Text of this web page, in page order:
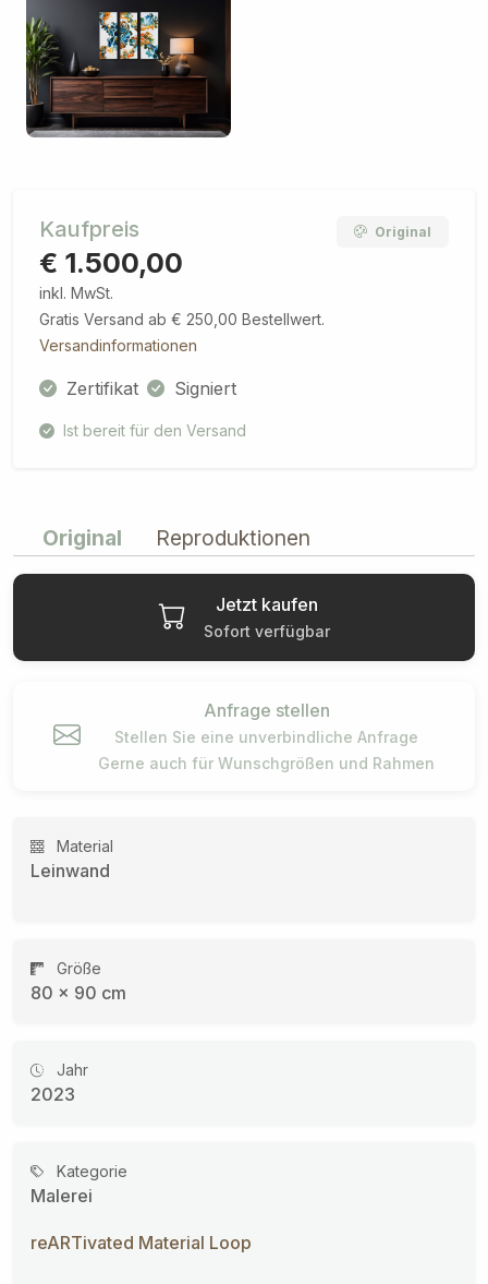
Kaufpreis
€ 1.500,00
inkl. MwSt.
Gratis Versand ab € 250,00 Bestellwert.
Versandinformationen
Original
Zertifikat Signiert
Ist bereit für den Versand
Original Reproduktionen
Jetzt kaufen
Sofort verfügbar
Anfrage stellen
Stellen Sie eine unverbindliche Anfrage
Gerne auch für Wunschgrößen und Rahmen
Material
Leinwand
Größe
80 × 90 cm
Jahr
2023
Kategorie
Malerei
reARTivated Material Loop